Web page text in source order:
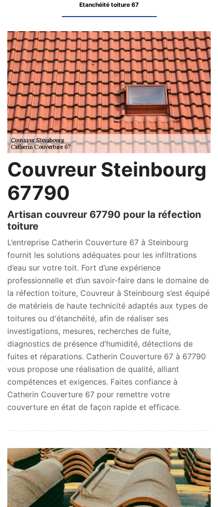
Etanchéité toiture 67
Couvreur Steinbourg
67790
Artisan couvreur 67790 pour la réfection
toiture
L’entreprise Catherin Couverture 67 à Steinbourg
fournit les solutions adéquates pour les infiltrations
d’eau sur votre toit. Fort d’une expérience
professionnelle et d’un savoir-faire dans le domaine de
la réfection toiture, Couvreur à Steinbourg s’est équipé
de matériels de haute technicité adaptés aux types de
toitures ou d'étanchéité, afin de réaliser ses
investigations, mesures, recherches de fuite,
diagnostics de présence d’humidité, détections de
fuites et réparations. Catherin Couverture 67 à 67790
vous propose une réalisation de qualité, alliant
compétences et exigences. Faites confiance à
Catherin Couverture 67 pour remettre votre
couverture en état de façon rapide et efficace.